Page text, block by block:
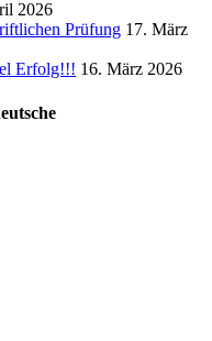
2026
Prüfung 17. März
Erfolg!!! 16. März 2026